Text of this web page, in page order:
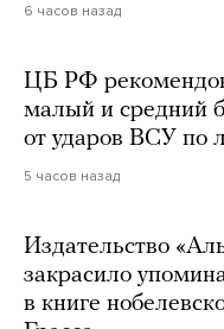
6 часов назад
ЦБ РФ
малый и средний
от ударов ВСУ по
5 часов назад
Издательство
закрасило
в книге